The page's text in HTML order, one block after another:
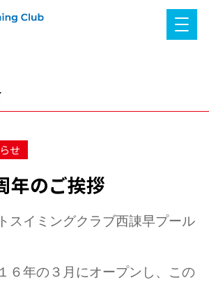
せ
年のご挨拶
スイミングクラブ西諌早プール
６年の３月にオープンし、この